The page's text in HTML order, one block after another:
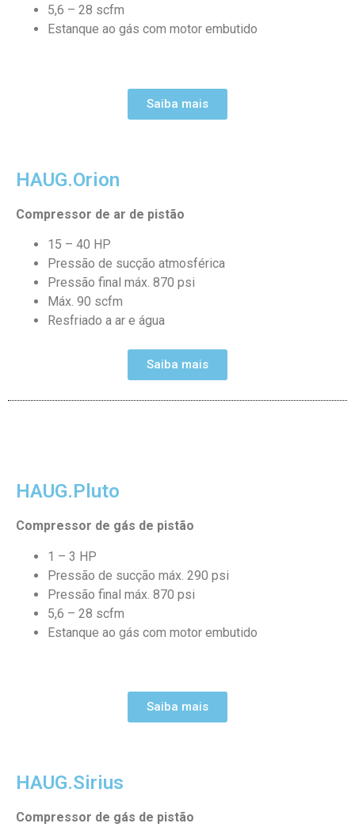
5,6 – 28 scfm
Estanque ao gás com motor embutido
Saiba mais
HAUG.Orion
Compressor de ar de pistão
15 – 40 HP
Pressão de sucção atmosférica
Pressão final máx. 870 psi
Máx. 90 scfm
Resfriado a ar e água
Saiba mais
HAUG.Pluto
Compressor de gás de pistão
1 – 3 HP
Pressão de sucção máx. 290 psi
Pressão final máx. 870 psi
5,6 – 28 scfm
Estanque ao gás com motor embutido
Saiba mais
HAUG.Sirius
Compressor de gás de pistão